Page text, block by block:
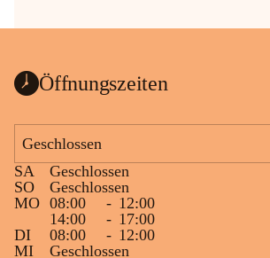
Öffnungszeiten
Geschlossen
SA
Geschlossen
SO
Geschlossen
MO 08:00 - 12:00
14:00
- 17:00
DI
08:00 - 12:00
MI
Geschlossen